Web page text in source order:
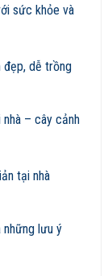
sức khỏe và
đẹp, dễ trồng
– cây cảnh
tại nhà
những lưu ý